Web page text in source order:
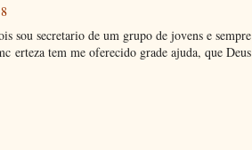
sou secretario de um grupo de jovens e sempre
erteza tem me oferecido grade ajuda, que Deus